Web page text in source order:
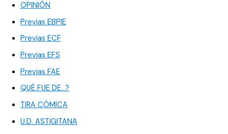
OPINIÓN
Previas EBPIE
Previas ECF
Previas EFS
Previas FAE
QUÉ FUE DE…?
TIRA CÓMICA
U.D. ASTIGITANA